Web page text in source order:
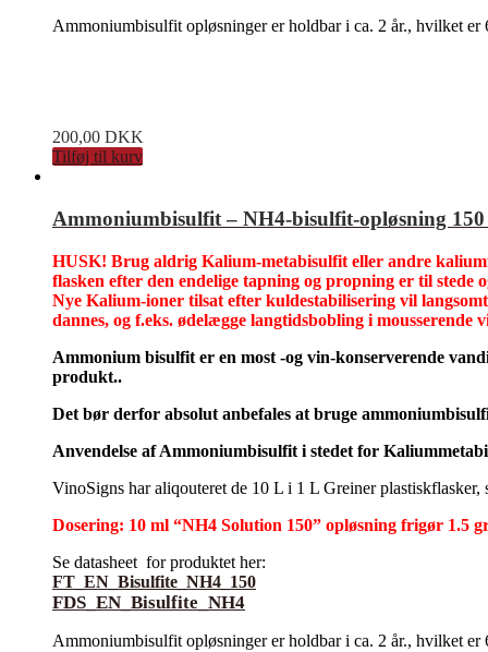
Ammoniumbisulfit opløsninger er holdbar i ca. 2 år., hvilket
200,00 DKK
Tilføj til kurv
Ammoniumbisulfit – NH4-bisulfit-opløsning
HUSK! Brug aldrig Kalium-metabisulfit eller andre
flasken efter den endelige tapning og propning er til stede
Nye Kalium-ioner tilsat efter kuldestabilisering vil
dannes, og f.eks. ødelægge langtidsbobling i
Ammonium bisulfit er en most -og vin-konserverende
produkt..
Det bør derfor absolut anbefales at bruge
Anvendelse af Ammoniumbisulfit i stedet for
VinoSigns har aliqouteret de 10 L i 1 L Greiner
Dosering: 10 ml “NH4 Solution 150” opløsning frigør 1.5
Se datasheet for produktet her:
FT_EN_Bisulfite_NH4_150
FDS_EN_Bisulfite_NH4
Ammoniumbisulfit opløsninger er holdbar i ca. 2 år., hvilket